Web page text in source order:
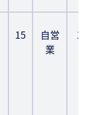
15
自営
業